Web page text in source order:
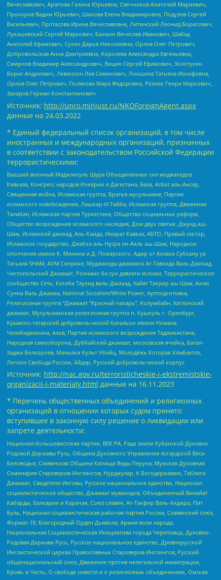
Вячеславович, Арапова Галина Юрьевна, Свечников Анатолий Мариевич,
Прохоров Вадим Юрьевич, Шахова Елена Владимировна, Подузов Сергей
Васильевич, Протасова Ирина Вячеславовна, Литинский Леонид Борисович,
Лукашевский Сергей Маркович, Бахмин Вячеслав Иванович, Шабад
Анатолий Ефимович, Сухих Дарья Николаевна, Орлов Олег Петрович,
Добровольская Анна Дмитриевна, Королева Александра Евгеньевна,
Смирнов Владимир Александрович, Вицин Сергей Ефимович, Золотухин
Борис Андреевич, Левинсон Лев Семенович, Локшина Татьяна Иосифовна,
Орлов Олег Петрович, Полякова Мара Федоровна, Резник Генри Маркович,
Захаров Герман Константинович
Источник: http://unro.minjust.ru/NKOForeignAgent.aspx
данные на 24.03.2022
* Единый федеральный список организаций, в том числе
иностранных и международных организаций, признанных
в соответствии с законодательством Российской Федерации
террористическими:
Высший военный Маджлисуль Шура Объединенных сил моджахедов
Кавказа, Конгресс народов Ичкерии и Дагестана, База, Асбат аль-Ансар,
Священная война, Исламская группа, Братья-мусульмане, Партия
исламского освобождения, Лашкар-И-Тайба, Исламская группа, Движение
Талибан, Исламская партия Туркестана, Общество социальных реформ,
Общество возрождения исламского наследия, Дом двух святых, Джунд аш-
Шам, Исламский джихад, Аль-Каида, Имарат Кавказ, АБТО, Правый сектор,
Исламское государство, Джабха аль-Нусра ли-Ахль аш-Шам, Народное
ополчение имени К. Минина и Д. Пожарского, Аджр от Аллаха Субхану уа
Тагьаля SHAM, АУМ Синрике, Муджахеды джамаата Ат-Тавхида Валь-Джихад,
Чистопольский Джамаат, Рохнамо ба суи давлати исломи, Террористическое
сообщество Сеть, Катиба Таухид валь-Джихад, Хайят Тахрир аш-Шам, Ахлю
Сунна Валь Джамаа, National Socialism/White Power, Артподготовка,
Религиозная группа “Джамаат “Красный пахарь”, Колумбайн, Хатлонский
джамаат, Мусульманская религиозная группа п. Кушкуль г. Оренбург,
Крымско-татарский добровольческий батальон имени Номана
Челебиджихана, Азов, Партия исламского возрождения Таджикистана,
Народная самооборона, Дуббайский джамаат, московская ячейка, Батал-
Хаджи Белхороев, Маньяки Культ Убийц, Молодёжь Которая Улыбается,
Легион Свобода России, Айдар, Русский добровольческий корпус
Источник: http://nac.gov.ru/terroristicheskie-i-ekstremistskie-
organizacii-i-materialy.html данные на 16.11.2023
* Перечень общественных объединений и религиозных
организаций в отношении которых судом принято
вступившее в законную силу решение о ликвидации или
запрете деятельности:
Национал-большевистская партия, ВЕК РА, Рада земли Кубанской Духовно
Родовой Державы Русь, Община Духовного Управления Асгардской Веси
Беловодья, Славянская Община Капища Веды Перуна, Мужская Духовная
Семинария Староверов-Инглингов, Нурджулар, К Богодержавию, Таблиги
Джамаат, Свидетели Иеговы, Русское национальное единство, Национал-
социалистическое общество, Джамаат мувахидов, Объединенный Вилайат
Кабарды, Балкарии и Карачая, Союз славян, Ат-Такфир Валь-Хиджра, Пит
Буль, Национал-социалистическая рабочая партия России, Славянский союз,
Формат-18, Благородный Орден Дьявола, Армия воли народа,
Национальная Социалистическая Инициатива города Череповца, Духовно-
Родовая Держава Русь, Русское национальное единство, Древнерусской
Инглистической церкви Православных Староверов-Инглингов, Русский
общенациональный союз, Движение против нелегальной иммиграции,
Кровь и Честь, О свободе совести и о религиозных объединениях, Омская